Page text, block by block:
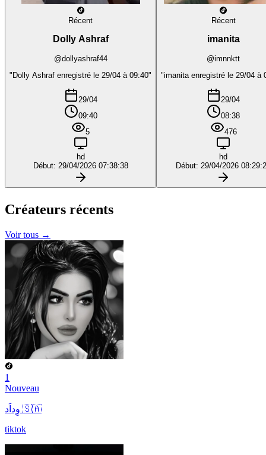
Récent
Dolly Ashraf
@dollyashraf44
"Dolly Ashraf enregistré le 29/04 à 09:40"
29/04
09:40
5
hd
Début: 29/04/2026 07:38:38
Récent
imanita
@imnnktt
"imanita enregistré le 29/04 à
29/04
08:38
476
hd
Début: 29/04/2026
Créateurs récents
Voir tous →
1
Nouveau
وِداَد 🇸🇦
tiktok